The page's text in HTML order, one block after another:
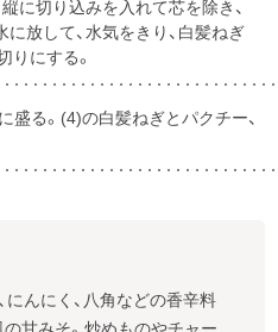
に切り込みを入れて芯を除き、
放して、水気をきり、白髪ねぎ
りにする。
盛る。(4)の白髪ねぎとパクチー、
にんにく、八角などの香辛料